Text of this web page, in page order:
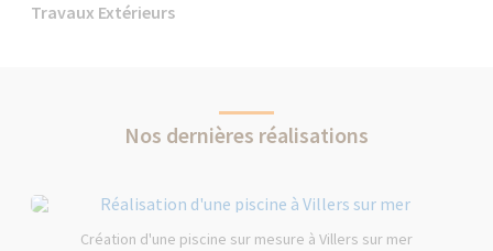
Travaux Extérieurs
Nos dernières réalisations
Création d'une piscine sur mesure à Villers sur mer